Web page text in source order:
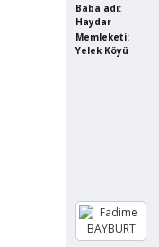
Baba adı:
Haydar
Memleketi:
Yelek Köyü